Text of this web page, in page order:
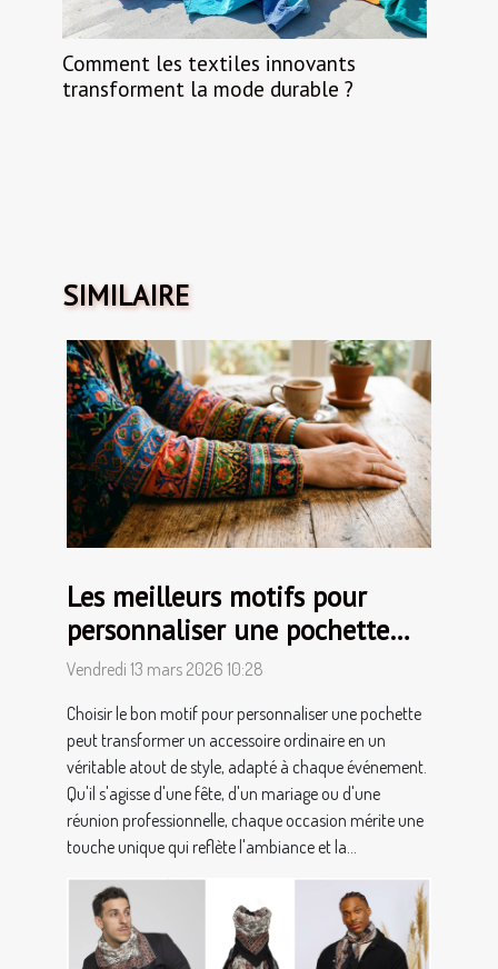
Comment les textiles innovants
transforment la mode durable ?
SIMILAIRE
Les meilleurs motifs pour
personnaliser une pochette
selon l'occasion
Vendredi 13 mars 2026 10:28
Choisir le bon motif pour personnaliser une pochette
peut transformer un accessoire ordinaire en un
véritable atout de style, adapté à chaque événement.
Qu'il s'agisse d'une fête, d'un mariage ou d'une
réunion professionnelle, chaque occasion mérite une
touche unique qui reflète l'ambiance et la...